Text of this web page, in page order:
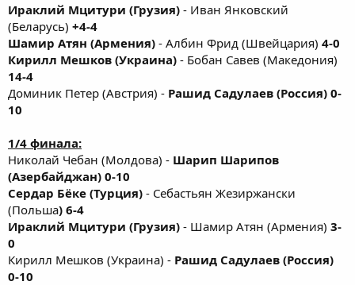
Ираклий Мцитури (Грузия) - Иван Янковский
(Беларусь) +4-4
Шамир Атян (Армения) - Албин Фрид (Швейцария) 4-0
Кирилл Мешков (Украина) - Бобан Савев (Македония)
14-4
Доминик Петер (Австрия) - Рашид Садулаев (Россия) 0-
10
1/4 финала:
Николай Чебан (Молдова) - Шарип Шарипов
(Азербайджан) 0-10
Сердар Бёке (Турция) - Себастьян Жезиржански
(Польша) 6-4
Ираклий Мцитури (Грузия) - Шамир Атян (Армения) 3-
0
Кирилл Мешков (Украина) - Рашид Садулаев (Россия)
0-10